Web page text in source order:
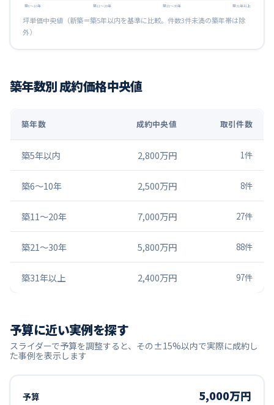
築6〜10年 築11〜20年 築21〜30年 築31年以上
坪単価中央値（新築＝築5年以内を基準に比較。件数3件未満の築年帯は除
外）
築年数別 成約価格中央値
築年数 成約中央値 取引件数
築5年以内 2,800万円 1件
築6〜10年 2,500万円 8件
築11〜20年 7,000万円 27件
築21〜30年 5,800万円 88件
築31年以上 2,400万円 97件
予算に近い実例を探す
スライダーで予算を調整すると、その±15%以内で実際に成約し
た事例を表示します
予算 5,000万円